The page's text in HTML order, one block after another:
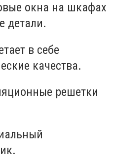
окна на шкафах
детали.
в себе
качества.
решетки